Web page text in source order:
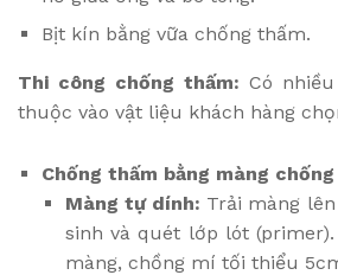
Bịt kín bằng vữa chống thấm.
Thi công chống thấm: Có
thuộc vào vật liệu khách hàng
Chống thấm bằng màng
Màng tự dính: Trải màng
sinh và quét lớp lót
màng, chồng mí tối thiểu